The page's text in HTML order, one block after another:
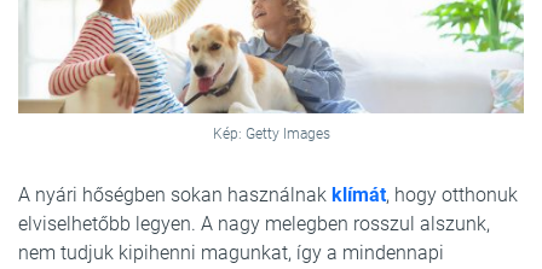
Kép: Getty Images
A nyári hőségben sokan használnak klímát, hogy otthonuk
elviselhetőbb legyen. A nagy melegben rosszul alszunk,
nem tudjuk kipihenni magunkat, így a mindennapi